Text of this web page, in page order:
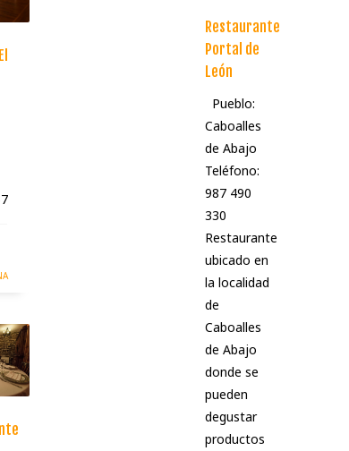
Restaurante
Portal de
León
Pueblo:
Caboalles
de Abajo
Teléfono:
987 490
330
Restaurante
ubicado en
la localidad
de
Caboalles
de Abajo
donde se
pueden
degustar
productos